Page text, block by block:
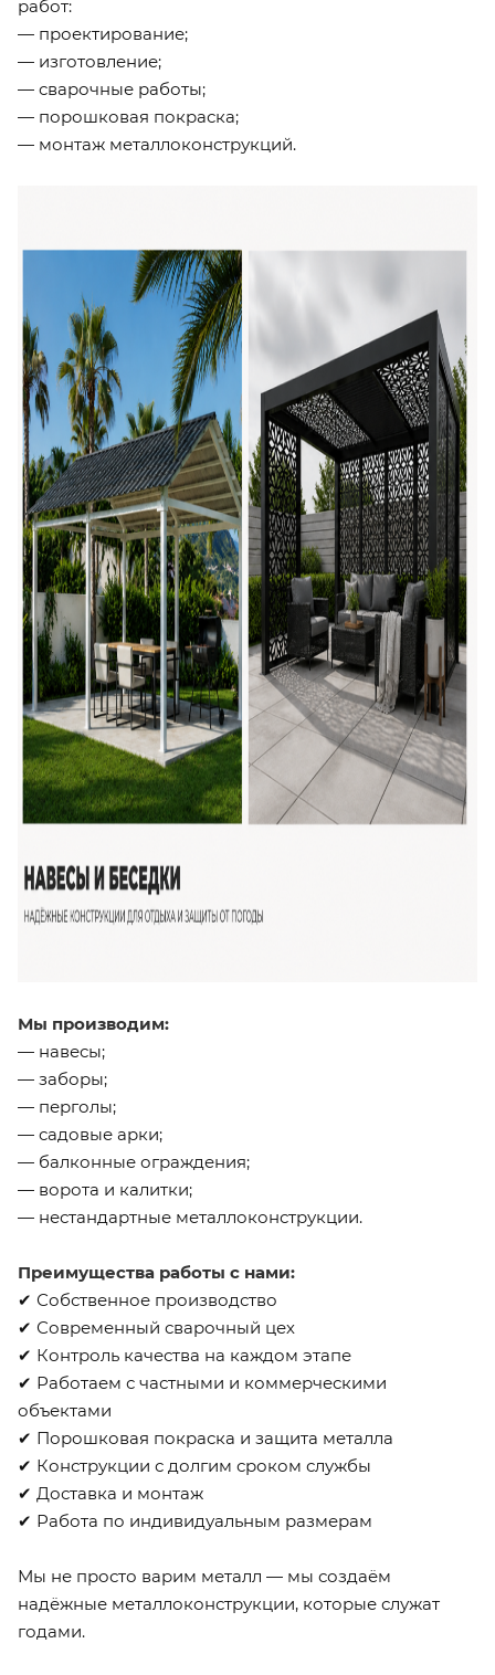
работ:
— проектирование;
— изготовление;
— сварочные работы;
— порошковая покраска;
— монтаж металлоконструкций.
Мы производим:
— навесы;
— заборы;
— перголы;
— садовые арки;
— балконные ограждения;
— ворота и калитки;
— нестандартные металлоконструкции.
Преимущества работы с нами:
✔ Собственное производство
✔ Современный сварочный цех
✔ Контроль качества на каждом этапе
✔ Работаем с частными и коммерческими
объектами
✔ Порошковая покраска и защита металла
✔ Конструкции с долгим сроком службы
✔ Доставка и монтаж
✔ Работа по индивидуальным размерам
Мы не просто варим металл — мы создаём
надёжные металлоконструкции, которые служат
годами.